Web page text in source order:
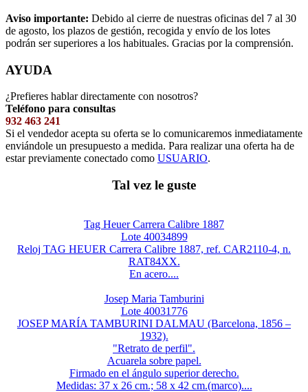
Aviso importante: Debido al cierre de nuestras oficinas del 7 al 30
de agosto, los plazos de gestión, recogida y envío de los lotes
podrán ser superiores a los habituales. Gracias por la comprensión.
AYUDA
¿Prefieres hablar directamente con nosotros?
Teléfono para consultas
932 463 241
Si el vendedor acepta su oferta se lo comunicaremos inmediatamente
enviándole un presupuesto a medida. Para realizar una oferta ha de
estar previamente conectado como USUARIO.
Tal vez le guste
Tag Heuer Carrera Calibre 1887
Lote 40034899
Reloj TAG HEUER Carrera Calibre 1887, ref. CAR2110-4, n.
RAT84XX.
En acero....
Josep Maria Tamburini
Lote 40031776
JOSEP MARÍA TAMBURINI DALMAU (Barcelona, 1856 –
1932).
"Retrato de perfil".
Acuarela sobre papel.
Firmado en el ángulo superior derecho.
Medidas: 37 x 26 cm.; 58 x 42 cm.(marco)....